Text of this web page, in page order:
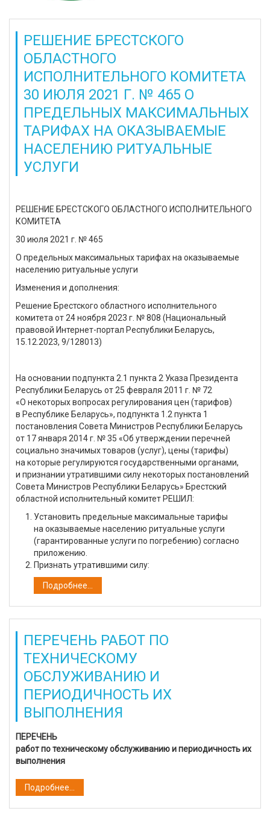
РЕШЕНИЕ БРЕСТСКОГО
ОБЛАСТНОГО
ИСПОЛНИТЕЛЬНОГО КОМИТЕТА
30 ИЮЛЯ 2021 Г. № 465 О
ПРЕДЕЛЬНЫХ МАКСИМАЛЬНЫХ
ТАРИФАХ НА ОКАЗЫВАЕМЫЕ
НАСЕЛЕНИЮ РИТУАЛЬНЫЕ
УСЛУГИ
РЕШЕНИЕ БРЕСТСКОГО ОБЛАСТНОГО ИСПОЛНИТЕЛЬНОГО
КОМИТЕТА
30 июля 2021 г. № 465
О предельных максимальных тарифах на оказываемые
населению ритуальные услуги
Изменения и дополнения:
Решение Брестского областного исполнительного
комитета от 24 ноября 2023 г. № 808 (Национальный
правовой Интернет-портал Республики Беларусь,
15.12.2023, 9/128013)
На основании подпункта 2.1 пункта 2 Указа Президента
Республики Беларусь от 25 февраля 2011 г. № 72
«О некоторых вопросах регулирования цен (тарифов)
в Республике Беларусь», подпункта 1.2 пункта 1
постановления Совета Министров Республики Беларусь
от 17 января 2014 г. № 35 «Об утверждении перечней
социально значимых товаров (услуг), цены (тарифы)
на которые регулируются государственными органами,
и признании утратившими силу некоторых постановлений
Совета Министров Республики Беларусь» Брестский
областной исполнительный комитет РЕШИЛ:
Установить предельные максимальные тарифы
на оказываемые населению ритуальные услуги
(гарантированные услуги по погребению) согласно
приложению.
Признать утратившими силу:
Подробнее...
ПЕРЕЧЕНЬ РАБОТ ПО
ТЕХНИЧЕСКОМУ
ОБСЛУЖИВАНИЮ И
ПЕРИОДИЧНОСТЬ ИХ
ВЫПОЛНЕНИЯ
ПЕРЕЧЕНЬ
работ по техническому обслуживанию и периодичность их
выполнения
Подробнее...